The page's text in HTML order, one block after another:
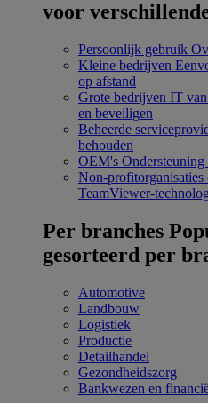
voor
Persoonlijk gebruik
Kleine bedrijven
op afstand
Grote bedrijven IT van
en beveiligen
Beheerde
behouden
OEM's
Non-profitorganisaties
TeamViewer-
Per branches
gesorteerd per
Automotive
Landbouw
Logistiek
Productie
Detailhandel
Gezondheidszorg
Bankwezen en